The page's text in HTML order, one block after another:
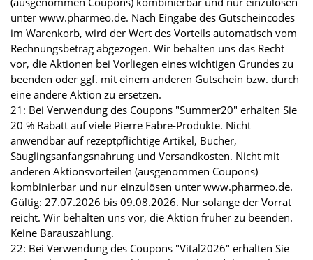
unter www.pharmeo.de. Nach Eingabe des Gutscheincodes
im Warenkorb, wird der Wert des Vorteils automatisch vom
Rechnungsbetrag abgezogen. Wir behalten uns das Recht
vor, die Aktionen bei Vorliegen eines wichtigen Grundes zu
beenden oder ggf. mit einem anderen Gutschein bzw. durch
eine andere Aktion zu ersetzen.
21: Bei Verwendung des Coupons "Summer20" erhalten Sie
20 % Rabatt auf viele Pierre Fabre-Produkte. Nicht
anwendbar auf rezeptpflichtige Artikel, Bücher,
Säuglingsanfangsnahrung und Versandkosten. Nicht mit
anderen Aktionsvorteilen (ausgenommen Coupons)
kombinierbar und nur einzulösen unter www.pharmeo.de.
Gültig: 27.07.2026 bis 09.08.2026. Nur solange der Vorrat
reicht. Wir behalten uns vor, die Aktion früher zu beenden.
Keine Barauszahlung.
22: Bei Verwendung des Coupons "Vital2026" erhalten Sie